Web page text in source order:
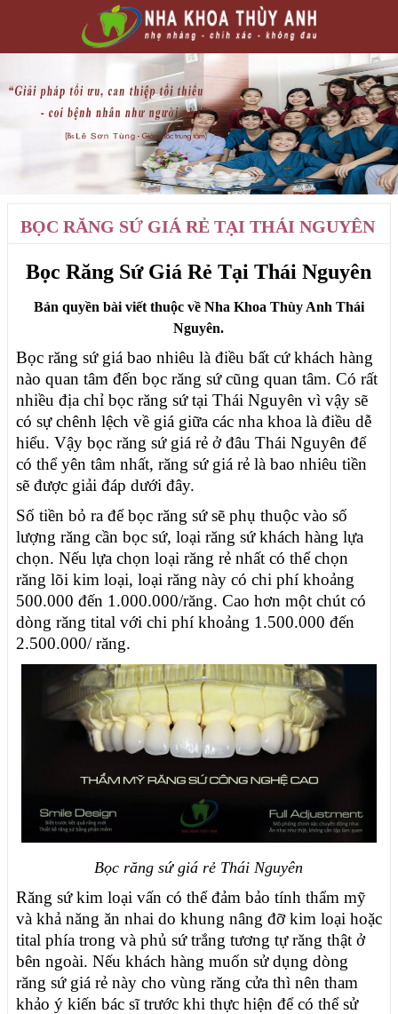
BỌC RĂNG SỨ GIÁ RẺ TẠI THÁI NGUYÊN
Bọc Răng Sứ Giá Rẻ Tại Thái Nguyên
Bản quyền bài viết thuộc về Nha Khoa Thùy Anh Thái
Nguyên.
Bọc răng sứ giá bao nhiêu là điều bất cứ khách hàng
nào quan tâm đến bọc răng sứ cũng quan tâm. Có rất
nhiều địa chỉ bọc răng sứ tại Thái Nguyên vì vậy sẽ
có sự chênh lệch về giá giữa các nha khoa là điều dễ
hiểu. Vậy bọc răng sứ giá rẻ ở đâu Thái Nguyên để
có thể yên tâm nhất, răng sứ giá rẻ là bao nhiêu tiền
sẽ được giải đáp dưới đây.
Số tiền bỏ ra để bọc răng sứ sẽ phụ thuộc vào số
lượng răng cần bọc sứ, loại răng sứ khách hàng lựa
chọn. Nếu lựa chọn loại răng rẻ nhất có thể chọn
răng lõi kim loại, loại răng này có chi phí khoảng
500.000 đến 1.000.000/răng. Cao hơn một chút có
dòng răng tital với chi phí khoảng 1.500.000 đến
2.500.000/ răng.
Bọc răng sứ giá rẻ Thái Nguyên
Răng sứ kim loại vấn có thể đảm bảo tính thẩm mỹ
và khả năng ăn nhai do khung nâng đỡ kim loại hoặc
tital phía trong và phủ sứ trắng tương tự răng thật ở
bên ngoài. Nếu khách hàng muốn sử dụng dòng
răng sứ giá rẻ này cho vùng răng cửa thì nên tham
khảo ý kiến bác sĩ trước khi thực hiện để có thể sử